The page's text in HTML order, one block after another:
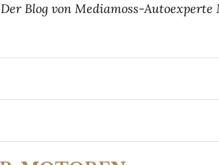
Der Blog von Mediamoss-